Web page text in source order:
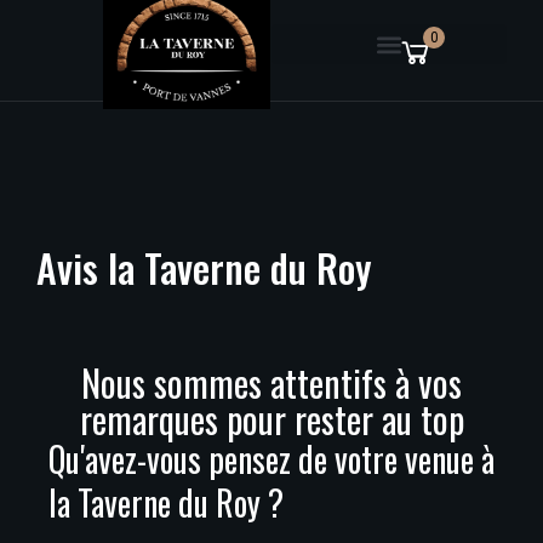
0
Avis la Taverne du Roy
Nous sommes attentifs à vos
remarques pour rester au top
Qu'avez-vous pensez de votre venue à
la Taverne du Roy ?